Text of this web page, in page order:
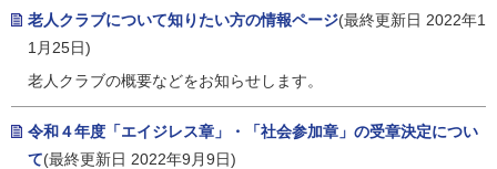
老人クラブについて知りたい方の情報ページ(最終更新日 2022年1
1月25日)
老人クラブの概要などをお知らせします。
令和４年度「エイジレス章」・「社会参加章」の受章決定につい
て(最終更新日 2022年9月9日)